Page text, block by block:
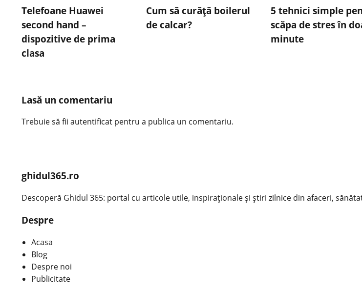
Telefoane Huawei
second hand –
dispozitive de prima
clasa
Cum să curăță boilerul
de calcar?
5 tehnici simple
scăpa de stres în
minute
Lasă un comentariu
Trebuie să fii autentificat pentru a publica un comentariu.
ghidul365.ro
Descoperă Ghidul 365: portal cu articole utile, inspiraționale și știri zilnice din afaceri,
Despre
Acasa
Blog
Despre noi
Publicitate